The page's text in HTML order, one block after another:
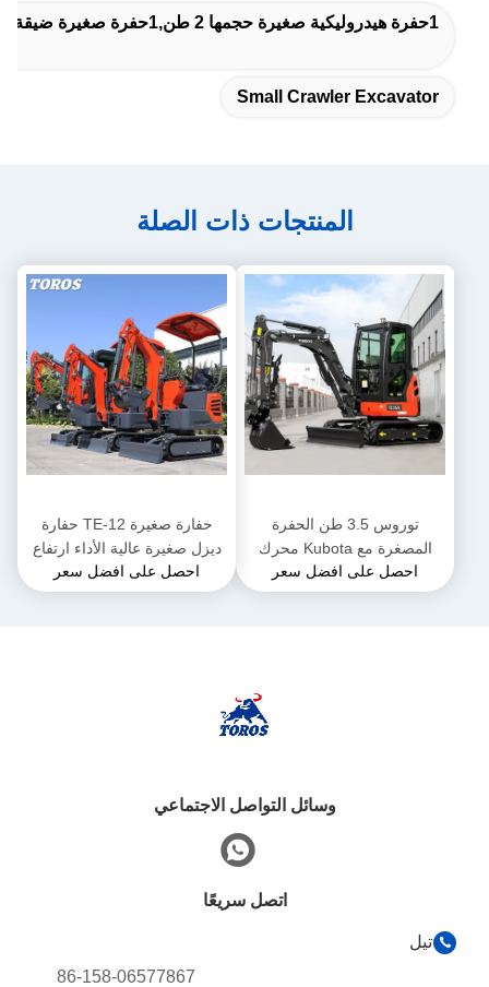
1حفرة هيدروليكية صغيرة حجمها 2 طن,1حفرة صغيرة ضيقة 2 طن
Small Crawler Excavator
المنتجات ذات الصلة
توروس 3.5 طن الحفرة
المصغرة مع Kubota محرك
الحفرة المجهرية متعددة
الوظائف
احصل على افضل سعر
حفارة صغيرة TE-12 حفارة
ديزل صغيرة عالية الأداء ارتفاع
2285 ملم للأعمال البلدية
احصل على افضل سعر
وسائل التواصل الاجتماعي
اتصل سريعًا
تيل
86-158-06577867